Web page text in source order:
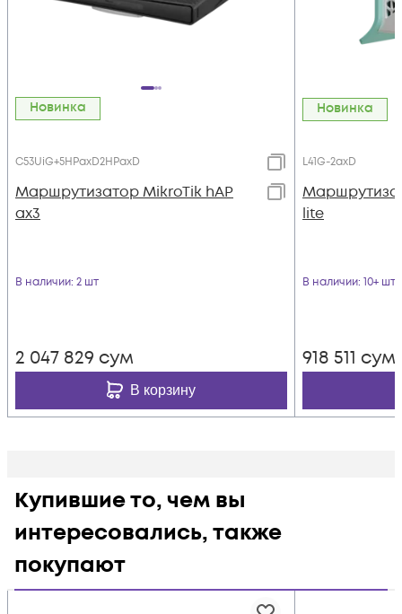
Новинка
C53UiG+5HPaxD2HPaxD
Маршрутизатор MikroTik hAP
ax3
В наличии: 2 шт
2 047 829 сум
В корзину
Новинка
L41G-2axD
lite
В наличии: 10+ шт
918 511 сум
Купившие то, чем вы
интересовались, также
покупают